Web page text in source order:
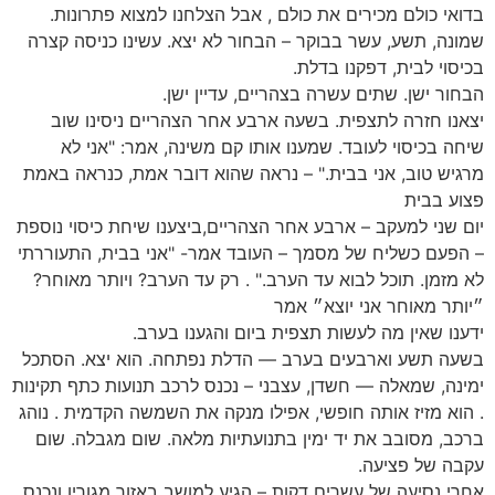
בדואי כולם מכירים את כולם , אבל הצלחנו למצוא פתרונות.
שמונה, תשע, עשר בבוקר – הבחור לא יצא. עשינו כניסה קצרה
בכיסוי לבית, דפקנו בדלת.
הבחור ישן. שתים עשרה בצהריים, עדיין ישן.
יצאנו חזרה לתצפית. בשעה ארבע אחר הצהריים ניסינו שוב
שיחה בכיסוי לעובד. שמענו אותו קם משינה, אמר: "אני לא
מרגיש טוב, אני בבית." – נראה שהוא דובר אמת, כנראה באמת
פצוע בבית
יום שני למעקב – ארבע אחר הצהריים,ביצענו שיחת כיסוי נוספת
– הפעם כשליח של מסמך – העובד אמר- "אני בבית, התעוררתי
לא מזמן. תוכל לבוא עד הערב." . רק עד הערב? ויותר מאוחר?
״יותר מאוחר אני יוצא״ אמר
ידענו שאין מה לעשות תצפית ביום והגענו בערב.
בשעה תשע וארבעים בערב — הדלת נפתחה. הוא יצא. הסתכל
ימינה, שמאלה — חשדן, עצבני – נכנס לרכב תנועות כתף תקינות
. הוא מזיז אותה חופשי, אפילו מנקה את השמשה הקדמית . נוהג
ברכב, מסובב את יד ימין בתנועתיות מלאה. שום מגבלה. שום
עקבה של פציעה.